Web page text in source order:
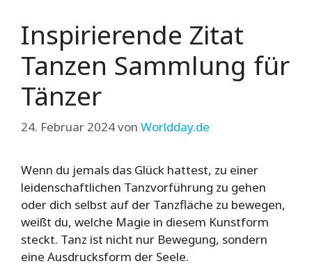
Inspirierende Zitat
Tanzen Sammlung für
Tänzer
24. Februar 2024von Worldday.de
Wenn du jemals das Glück hattest, zu einer
leidenschaftlichen Tanzvorführung zu gehen
oder dich selbst auf der Tanzfläche zu bewegen,
weißt du, welche Magie in diesem Kunstform
steckt. Tanz ist nicht nur Bewegung, sondern
eine Ausdrucksform der Seele.